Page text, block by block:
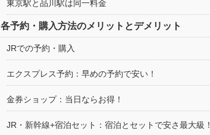
東京駅と品川駅は同一料金
各予約・購入方法のメリットとデメリット
JRでの予約・購入
エクスプレス予約：早めの予約で安い！
金券ショップ：当日ならお得！
JR・新幹線+宿泊セット：宿泊とセットで安さ最大級！